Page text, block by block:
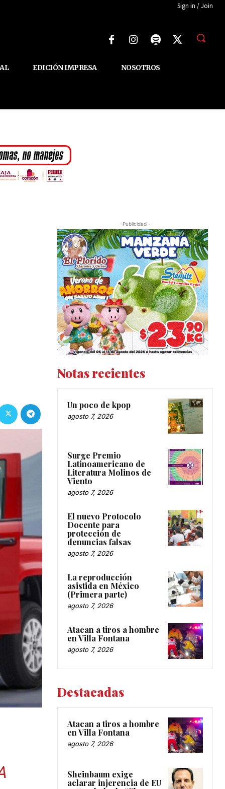
Sign in / Join
EDICIÓN IMPRESA NOSOTROS
-Publicidad -
Notas recientes
Un poco de kpop
agosto 7, 2026
Surge Premio
Latinoamericano de
Literatura Molinos de
Viento
agosto 7, 2026
El nuevo Protocolo
Docente para
protección de
denuncias falsas
agosto 7, 2026
La reproducción
asistida en México
(Primera parte)
agosto 7, 2026
Atacan a tiros a hombre
en Villa Fontana
agosto 7, 2026
Destacadas
Atacan a tiros a hombre
en Villa Fontana
agosto 7, 2026
Sheinbaum exige
aclarar injerencia de EU